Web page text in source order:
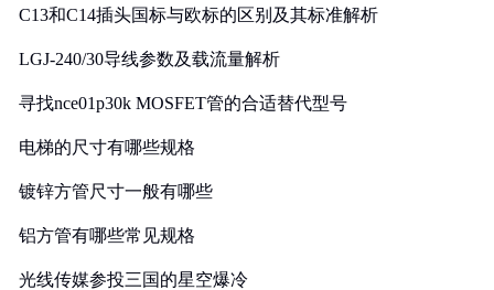
C13和C14插头国标与欧标的区别及其标准解析
LGJ-240/30导线参数及载流量解析
寻找nce01p30k MOSFET管的合适替代型号
电梯的尺寸有哪些规格
镀锌方管尺寸一般有哪些
铝方管有哪些常见规格
光线传媒参投三国的星空爆冷